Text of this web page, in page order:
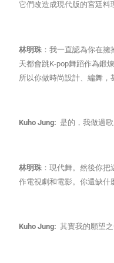
它們改造成現代版的宮廷料
林明珠 ：我一直認為你在
天都會跳K-pop舞蹈​​作為鍛
所以你做時尚設計、編舞，
Kuho Jung: 是的，我做過
林明珠 ：現代舞。然後你
作電視劇和電影。你還缺什
Kuho Jung: 其實我的願望